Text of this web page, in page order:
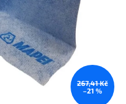
267,41 Kč
–21 %